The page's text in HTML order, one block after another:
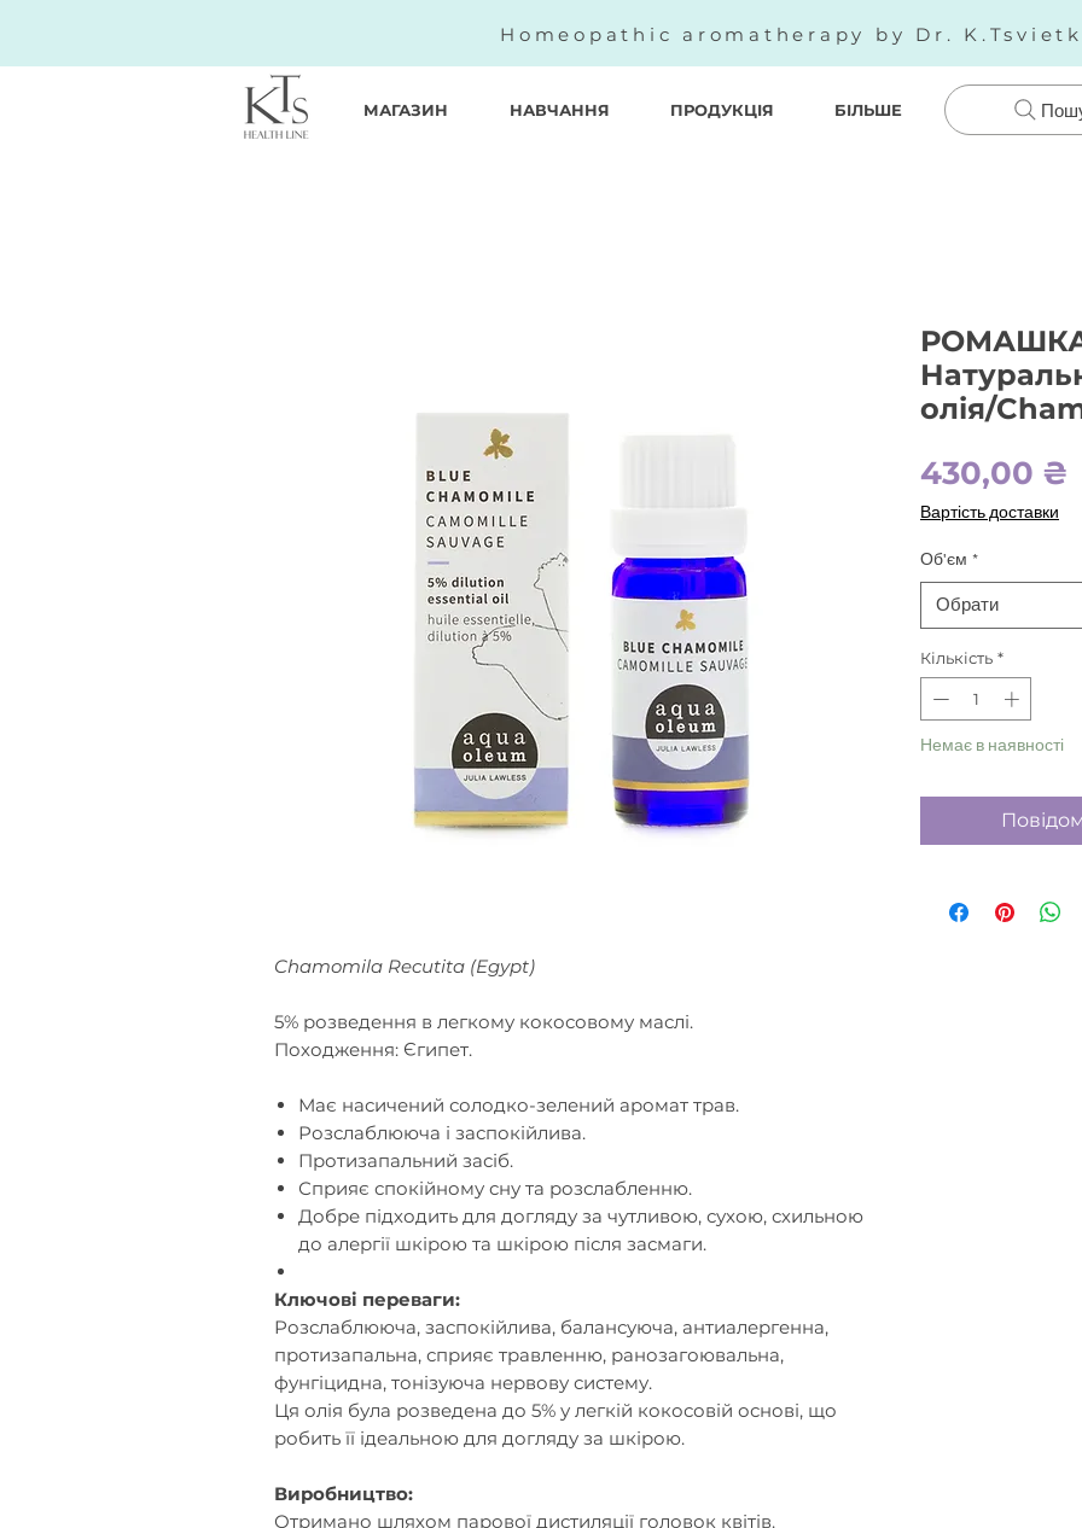
Homeopathic aromatherapy by Dr.
МАГАЗИН НАВЧАННЯ ПРОДУКЦІЯ БІЛЬШЕ
Chamomila Recutita (Egypt)
5% розведення в легкому кокосовому маслі.
Походження: Єгипет.
Має насичений солодко-зелений аромат трав.
Розслаблююча і заспокійлива.
Протизапальний засіб.
Сприяє спокійному сну та розслабленню.
Добре підходить для догляду за чутливою, сухою, схильною
до алергії шкірою та шкірою після засмаги.
Ключові переваги:
Розслаблююча, заспокійлива, балансуюча, антиалергенна,
протизапальна, сприяє травленню, ранозагоювальна,
фунгіцидна, тонізуюча нервову систему.
Ця олія була розведена до 5% у легкій кокосовій основі, що
робить її ідеальною для догляду за шкірою.
Виробництво:
Отримано шляхом парової дистиляції головок квітів.
олія/
430,00 ₴
Вартість доставки
Об'єм *
Обрати
Кількість *
Немає в наявності